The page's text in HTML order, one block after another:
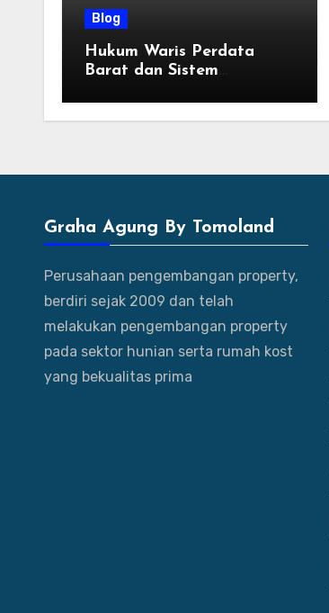
Blog
Hukum Waris Perdata
Barat dan Sistem
Waris
Graha Agung By Tomoland
Perusahaan pengembangan property,
berdiri sejak 2009 dan telah
melakukan pengembangan property
pada sektor hunian serta rumah kost
yang bekualitas prima